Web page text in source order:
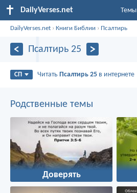
DailyVerses.net Темы
DailyVerses.net ›Книги Библии › Псалтирь
Псалтирь 25
СП Читать Псалтирь 25 в интернете
Родственные темы
Доверять